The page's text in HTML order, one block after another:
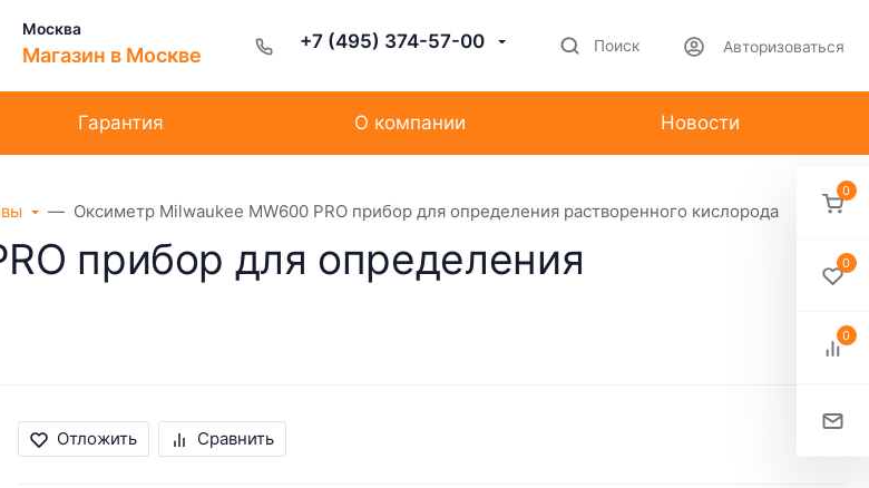
Москва
Магазин в Москве
+7 (495) 374-57-00 Поиск Авторизоваться
Гарантия О компании Новости
Оксиметр Milwaukee MW600 PRO прибор для определения растворенного кислорода
прибор для определения
Отложить Сравнить
0
0
0